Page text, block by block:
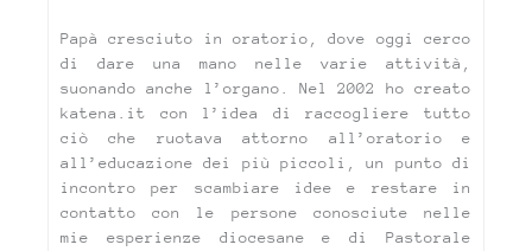
Papà cresciuto in oratorio, dove oggi cerco
di dare una mano nelle varie attività,
suonando anche l’organo. Nel 2002 ho creato
katena.it con l’idea di raccogliere tutto
ciò che ruotava attorno all’oratorio e
all’educazione dei più piccoli, un punto di
incontro per scambiare idee e restare in
contatto con le persone conosciute nelle
mie esperienze diocesane e di Pastorale